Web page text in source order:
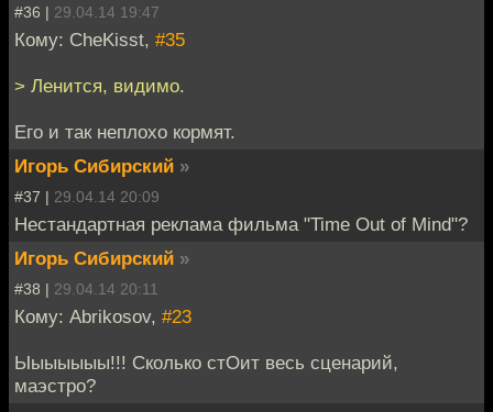
#36 | 29.04.14 19:47
Кому: CheKisst, #35
> Ленится, видимо.
Его и так неплохо кормят.
Игорь Сибирский »
#37 | 29.04.14 20:09
Нестандартная реклама фильма "Time Out of Mind"?
Игорь Сибирский »
#38 | 29.04.14 20:11
Кому: Abrikosov, #23
Ыыыыыыы!!! Сколько стОит весь сценарий,
маэстро?